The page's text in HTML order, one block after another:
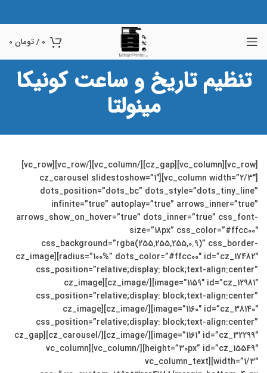
0
/تومان
تنظیم تاریخ و ساعت کونیکا
مینولتا
[vc_row][vc_column][cz_gap][/vc_column][/vc_row][vc_row]
[vc_column width=”2/3″][cz_carousel slidestoshow=”1″
dots_position=”dots_bc” dots_style=”dots_tiny_line”
infinite=”true” autoplay=”true” arrows_inner=”true”
arrows_show_on_hover=”true” dots_inner=”true” css_font-
size=”18px” css_color=”#ffcc00″
css_background=”rgba(255,255,255,0.9)” css_border-
radius=”100%” dots_color=”#ffcc00″ id=”cz_17482″][cz_image
css_position=”relative;display: block;text-align:center”
image=”1159″ id=”cz_12981″][/cz_image][cz_image
css_position=”relative;display: block;text-align:center”
image=”1160″ id=”cz_38140″][/cz_image][cz_image
css_position=”relative;display: block;text-align:center”
image=”1161″ id=”cz_32299″][/cz_image][/cz_carousel][cz_gap
height=”30px” id=”cz_15549″][/vc_column][vc_column
width=”1/3″][vc_column_text